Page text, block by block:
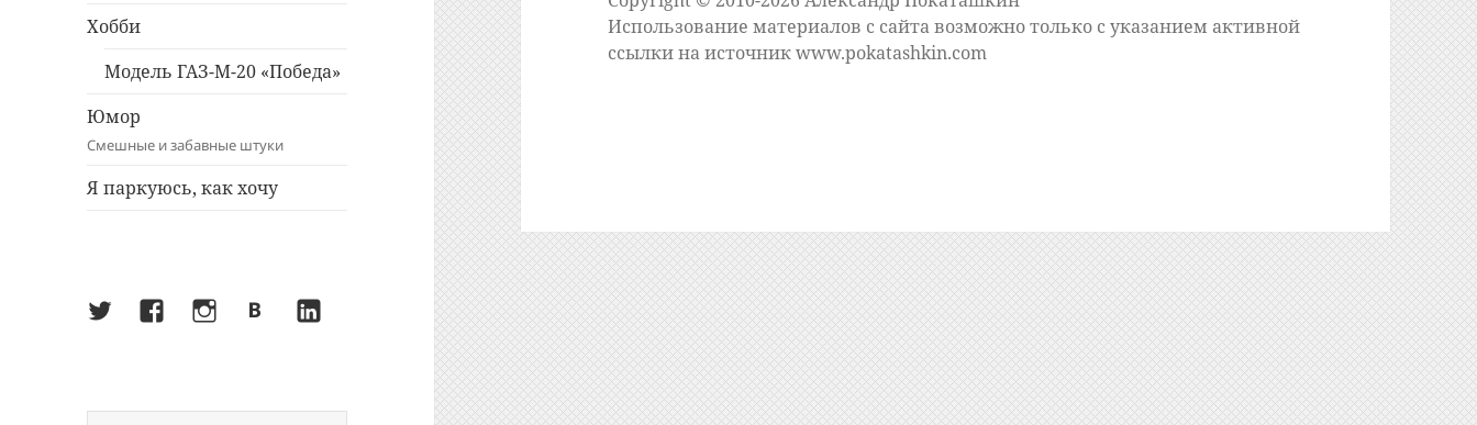
Хобби
Модель ГАЗ-М-20 «Победа»
Юмор
Смешные и забавные штуки
Я паркуюсь, как хочу
TwitterFacebookInstagramВКонтакте
LinkedIn
Использование материалов с сайта возможно только с указанием активной
ссылки на источникwww.pokatashkin.com